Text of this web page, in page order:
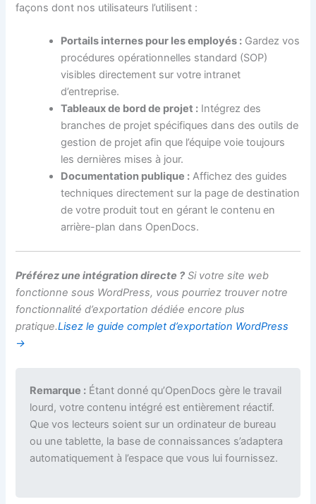
façons dont nos utilisateurs l’utilisent :
Portails internes pour les employés : Gardez vos
procédures opérationnelles standard (SOP)
visibles directement sur votre intranet
d’entreprise.
Tableaux de bord de projet : Intégrez des
branches de projet spécifiques dans des outils de
gestion de projet afin que l’équipe voie toujours
les dernières mises à jour.
Documentation publique : Affichez des guides
techniques directement sur la page de destination
de votre produit tout en gérant le contenu en
arrière-plan dans OpenDocs.
Préférez une intégration directe ? Si votre site web
fonctionne sous WordPress, vous pourriez trouver notre
fonctionnalité d’exportation dédiée encore plus
pratique.Lisez le guide complet d’exportation WordPress
→
Remarque : Étant donné qu’OpenDocs gère le travail
lourd, votre contenu intégré est entièrement réactif.
Que vos lecteurs soient sur un ordinateur de bureau
ou une tablette, la base de connaissances s’adaptera
automatiquement à l’espace que vous lui fournissez.